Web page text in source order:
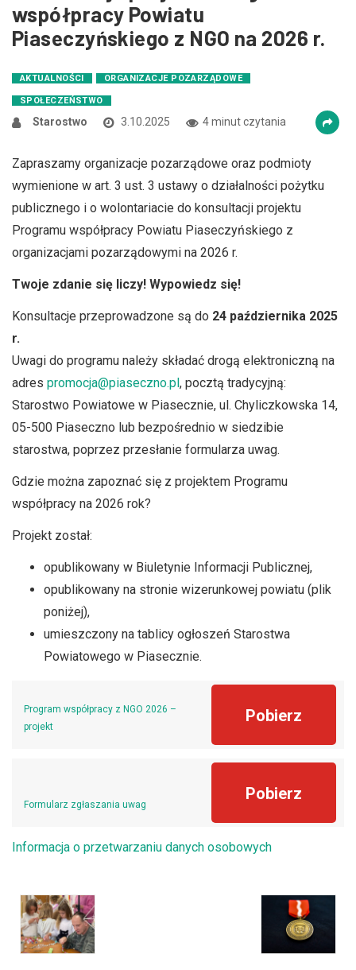
współpracy Powiatu
Piaseczyńskiego z NGO na 2026 r.
AKTUALNOŚCI ORGANIZACJE POZARZĄDOWE
SPOŁECZEŃSTWO
Starostwo 3.10.2025 4 minut czytania
Zapraszamy organizacje pozarządowe oraz podmioty
wymienione w art. 3 ust. 3 ustawy o działalności pożytku
publicznego i o wolontariacie do konsultacji projektu
Programu współpracy Powiatu Piaseczyńskiego z
organizacjami pozarządowymi na 2026 r.
Twoje zdanie się liczy! Wypowiedz się!
Konsultacje przeprowadzone są do 24 października 2025
r.
Uwagi do programu należy składać drogą elektroniczną na
adres promocja@piaseczno.pl, pocztą tradycyjną:
Starostwo Powiatowe w Piasecznie, ul. Chyliczkowska 14,
05-500 Piaseczno lub bezpośrednio w siedzibie
starostwa, poprzez przesłanie formularza uwag.
Gdzie można zapoznać się z projektem Programu
współpracy na 2026 rok?
Projekt został:
opublikowany w Biuletynie Informacji Publicznej,
opublikowany na stronie wizerunkowej powiatu (plik
poniżej),
umieszczony na tablicy ogłoszeń Starostwa
Powiatowego w Piasecznie.
Program współpracy z NGO 2026 –
projekt
Pobierz
Formularz zgłaszania uwag
Pobierz
Informacja o przetwarzaniu danych osobowych